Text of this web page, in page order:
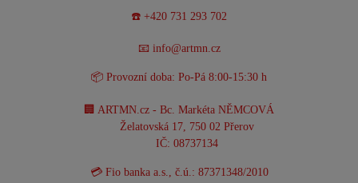
☎️ +420 731 293 702
📧 info@artmn.cz
📦 Provozní doba: Po-Pá 8:00-15:30 h
🏢 ARTMN.cz - Bc. Markéta NĚMCOVÁ
Želatovská 17, 750 02 Přerov
IČ: 08737134
💳 Fio banka a.s., č.ú.: 87371348/2010